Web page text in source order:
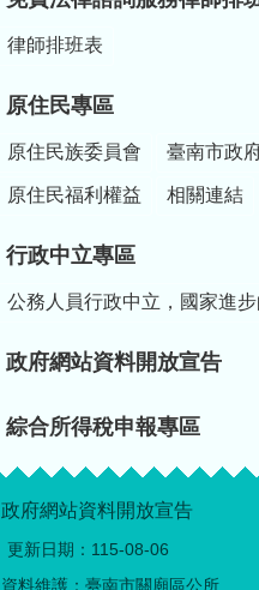
律師排班表
原住民專區
原住民族委員會 臺南市政
原住民福利權益 相關連結
行政中立專區
公務人員行政中立，國家進步
政府網站資料開放宣告
綜合所得稅申報專區
政府網站資料開放宣告
更新日期： 115-08-06
資料維護：臺南市關廟區公所